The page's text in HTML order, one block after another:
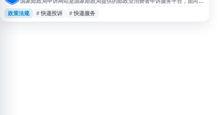
户受理邮政、快递服务相关问题申诉。用户在与企业投诉处理无果或对处理结
果不满意时，可通过该网站提交申诉，反映快递延误、丢失、损毁、服务态
政策法规 # 快递投诉 # 快递服务